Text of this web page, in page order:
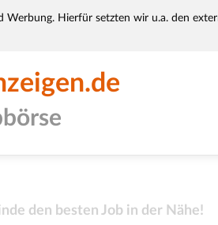
Hierfür setzten wir u.a. den
den besten Job in der Nähe!